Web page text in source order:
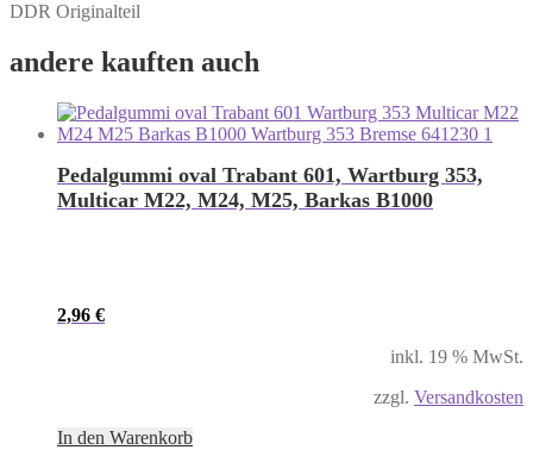
DDR Originalteil
andere kauften auch
Pedalgummi oval Trabant 601, Wartburg 353,
Multicar M22, M24, M25, Barkas B1000
2,96 €
inkl. 19 % MwSt.
zzgl. Versandkosten
In den Warenkorb